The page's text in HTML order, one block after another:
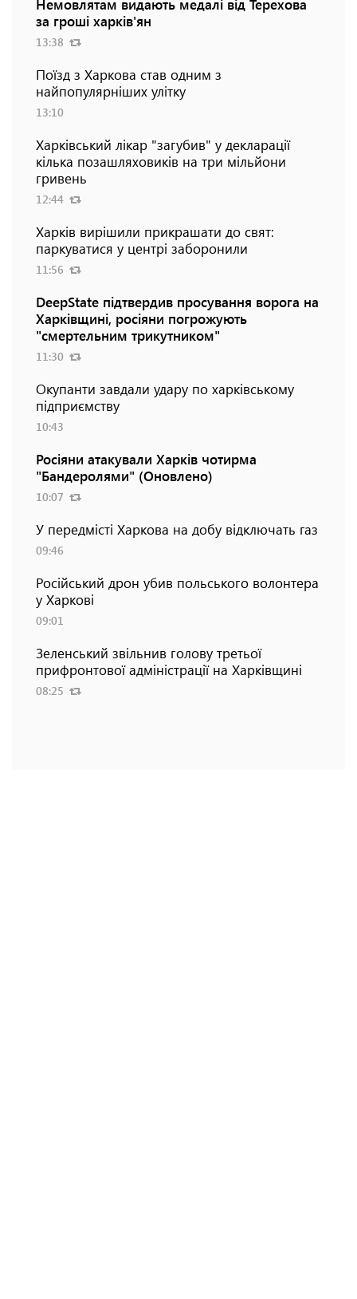
Немовлятам видають медалі від Терехова
за гроші харків'ян
13:38
Поїзд з Харкова став одним з
найпопулярніших улітку
13:10
Харківський лікар "загубив" у декларації
кілька позашляховиків на три мільйони
гривень
12:44
Харків вирішили прикрашати до свят:
паркуватися у центрі заборонили
11:56
DeepState підтвердив просування ворога на
Харківщині, росіяни погрожують
"смертельним трикутником"
11:30
Окупанти завдали удару по харківському
підприємству
10:43
Росіяни атакували Харків чотирма
"Бандеролями" (Оновлено)
10:07
У передмісті Харкова на добу відключать газ
09:46
Російський дрон убив польського волонтера
у Харкові
09:01
Зеленський звільнив голову третьої
прифронтової адміністрації на Харківщині
08:25